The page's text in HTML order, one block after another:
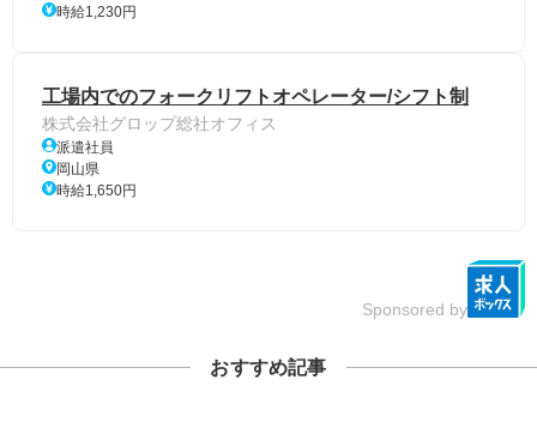
時給1,230円
工場内でのフォークリフトオペレーター/シフト制
株式会社グロップ総社オフィス
派遣社員
岡山県
時給1,650円
Sponsored by
おすすめ記事